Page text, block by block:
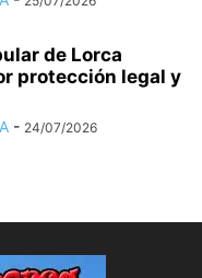
de Lorca
protección legal y
- 24/07/2026